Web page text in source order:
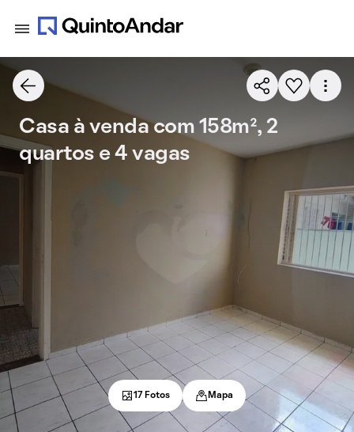
Casa à venda com 158m², 2
quartos e 4 vagas
17 Fotos Mapa